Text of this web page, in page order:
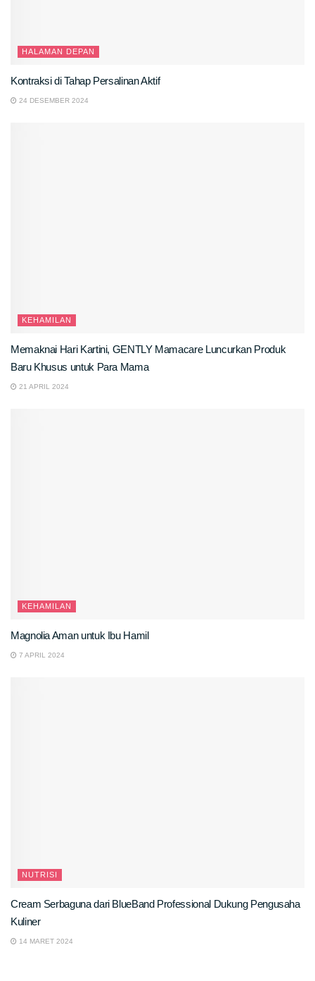
HALAMAN DEPAN
Kontraksi di Tahap Persalinan Aktif
24 DESEMBER 2024
KEHAMILAN
Memaknai Hari Kartini, GENTLY Mamacare Luncurkan Produk
Baru Khusus untuk Para Mama
21 APRIL 2024
KEHAMILAN
Magnolia Aman untuk Ibu Hamil
7 APRIL 2024
NUTRISI
Cream Serbaguna dari BlueBand Professional Dukung Pengusaha
Kuliner
14 MARET 2024